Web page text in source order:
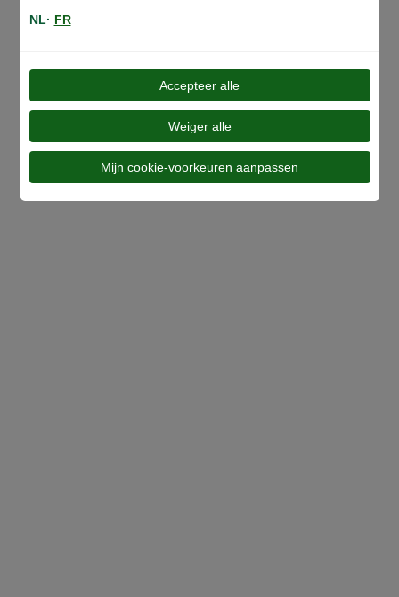
Al onze ranges
NL· FR
Accepteer alle
Weiger alle
Mijn cookie-voorkeuren aanpassen